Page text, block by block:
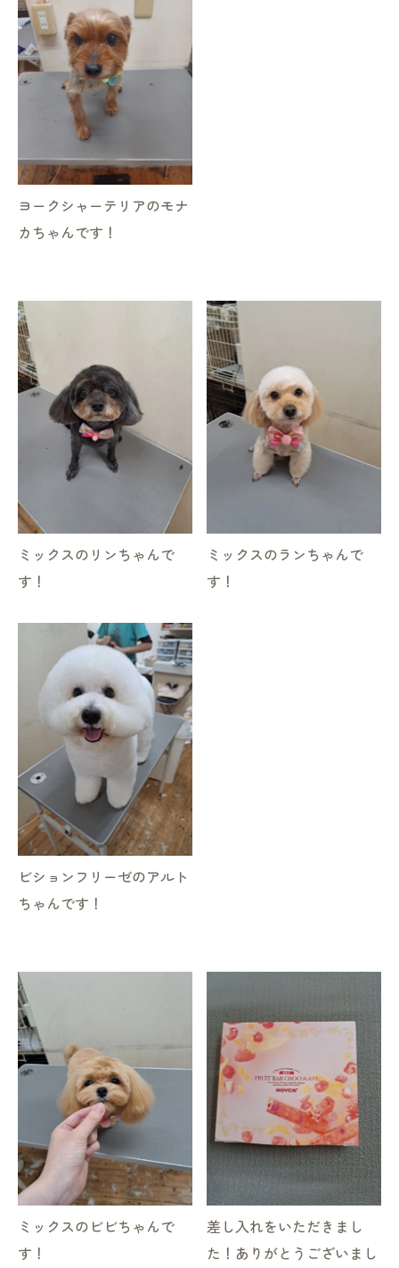
ヨークシャーテリアのモナ
カちゃんです！
ミックスのリンちゃんで
す！
ミックスのランちゃんで
す！
ビションフリーゼのアルト
ちゃんです！
ミックスのビビちゃんで
す！
差し入れをいただきまし
た！ありがとうございまし